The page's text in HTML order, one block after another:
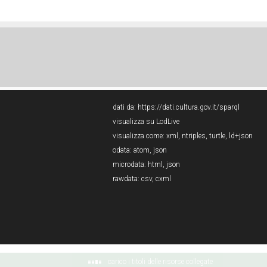
dati da: https://dati.cultura.gov.it/sparql
visualizza su LodLive
visualizza come: xml , ntriples, turtle, ld+json
odata: atom, json
microdata: html , json
rawdata: csv, cxml